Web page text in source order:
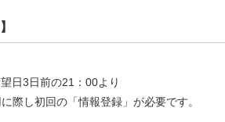
日3日前の21：00より
際し初回の「情報登録」が必要です。